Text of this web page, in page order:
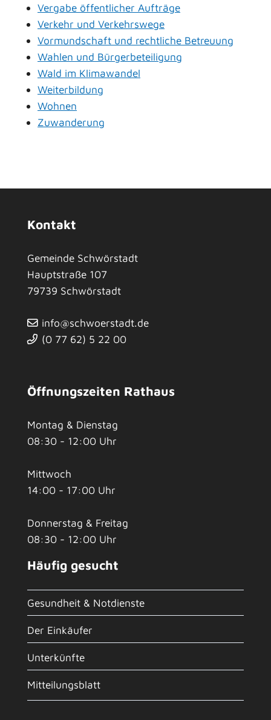
Vergabe öffentlicher Aufträge
Verkehr und Verkehrswege
Vormundschaft und rechtliche Betreuung
Wahlen und Bürgerbeteiligung
Wald im Klimawandel
Weiterbildung
Wohnen
Zuwanderung
Kontakt
Gemeinde Schwörstadt
Hauptstraße 107
79739 Schwörstadt
info@schwoerstadt.de
(0 77 62) 5 22 00
Öffnungszeiten Rathaus
Montag & Dienstag
08:30 - 12:00 Uhr
Mittwoch
14:00 - 17:00 Uhr
Donnerstag & Freitag
08:30 - 12:00 Uhr
Häufig gesucht
Gesundheit & Notdienste
Der Einkäufer
Unterkünfte
Mitteilungsblatt